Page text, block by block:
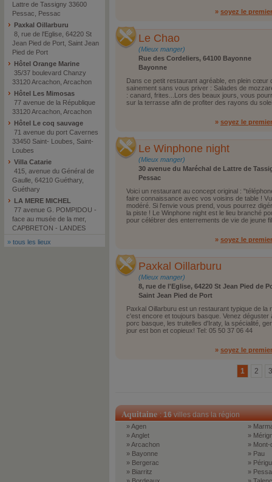
Lattre de Tassigny 33600
Pessac, Pessac
Paxkal Oillarburu
8, rue de l'Eglise, 64220 St
Jean Pied de Port, Saint Jean
Pied de Port
Hôtel Orange Marine
35/37 boulevard Chanzy
33120 Arcachon, Arcachon
Hôtel Les Mimosas
77 avenue de la République
33120 Arcachon, Arcachon
Hôtel Le coq sauvage
71 avenue du port Cavernes
33450 Saint- Loubes, Saint-
Loubes
Villa Catarie
415, avenue du Général de
Gaulle, 64210 Guéthary,
Guéthary
LA MERE MICHEL
77 avenue G. POMPIDOU -
face au musée de la mer,
CAPBRETON - LANDES
» tous les lieux
» soyez le
Le Chao
(Mieux manger)
Rue des Cordeliers, 64100 Bayonne
Bayonne
Dans ce petit restaurant agréable, en plein cœur
sainement sans vous priver : Salades de
: canard, frites...Lors des beaux jours, vous
sur la terrasse afin de profiter des rayons du
» soyez le
Le Winphone night
(Mieux manger)
30 avenue du Maréchal de Lattre de
Pessac
Voici un restaurant au concept original :
faire connaissance avec vos voisins de table !
modéré. Si l'envie vous prend, vous pourrez
la piste ! Le Winphone night est le lieu branché
pour célébrer des enterrements de vie de jeune
» soyez le
Paxkal Oillarburu
(Mieux manger)
8, rue de l'Eglise, 64220 St Jean Pied de
Saint Jean Pied de Port
Paxkal Oillarburu est un restaurant typique de la
c'est encore et toujours basque. Venez
porc basque, les truitelles d'Iraty, la spécialité,
jour est bon et copieux! Tel: 05 50 37 06 44
» soyez le
3
2
1
Aquitaine:16villes dans la région
» Agen
» Anglet
» Arcachon
» Bayonne
» Bergerac
» Biarritz
»
»
»
» Pau
»
»